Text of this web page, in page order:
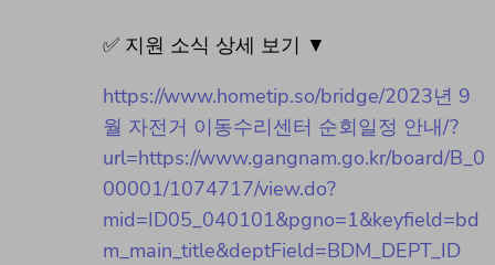
✅ 지원 소식 상세 보기 ▼
https://www.hometip.so/bridge/2023년 9
월 자전거 이동수리센터 순회일정 안내/?
url=https://www.gangnam.go.kr/board/B_0
00001/1074717/view.do?
mid=ID05_040101&pgno=1&keyfield=bd
m_main_title&deptField=BDM_DEPT_ID